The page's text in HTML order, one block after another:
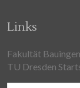
Links
Fakultät
TU Dresden